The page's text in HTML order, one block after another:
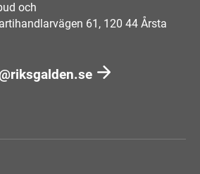
och
61, 120 44 Årsta